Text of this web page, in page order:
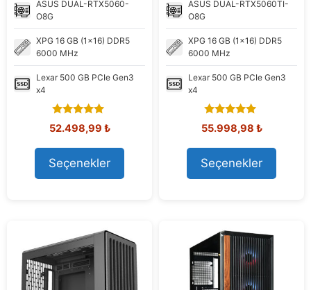
ASUS DUAL-RTX5060-
O8G
XPG 16 GB (1x16) DDR5
6000 MHz
Lexar 500 GB PCIe Gen3
x4
5.00
out of 5
Orijinal
62.554,94 ₺.
52.498,99 ₺Şu
Seçenekler
ASUS DUAL-RTX5060TI-
O8G
XPG 16 GB (1x16) DDR5
6000 MHz
Lexar 500 GB PCIe Gen3
x4
5.00
out of 5
Orijinal
68.062,33 ₺.
55.998,98 ₺Şu
Seçenekler